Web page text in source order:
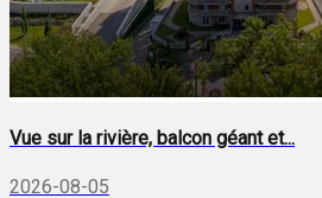
Vue sur la rivière, balcon géant et...
2026-08-05